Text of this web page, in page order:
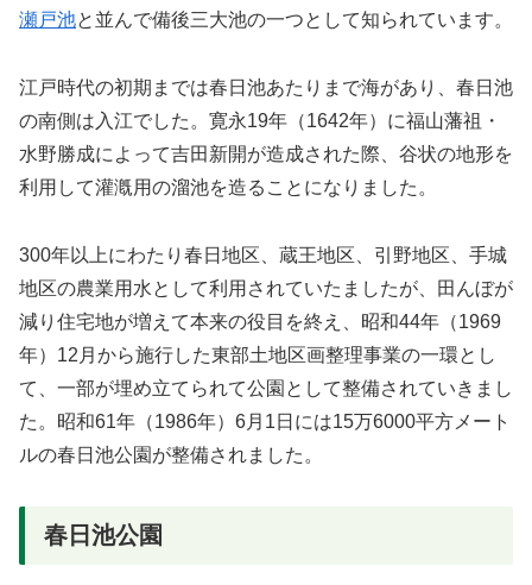
瀬戸池と並んで備後三大池の一つとして知られています。
江戸時代の初期までは春日池あたりまで海があり、春日池
の南側は入江でした。寛永19年（1642年）に福山藩祖・
水野勝成によって吉田新開が造成された際、谷状の地形を
利用して灌漑用の溜池を造ることになりました。
300年以上にわたり春日地区、蔵王地区、引野地区、手城
地区の農業用水として利用されていたましたが、田んぼが
減り住宅地が増えて本来の役目を終え、昭和44年（1969
年）12月から施行した東部土地区画整理事業の一環とし
て、一部が埋め立てられて公園として整備されていきまし
た。昭和61年（1986年）6月1日には15万6000平方メート
ルの春日池公園が整備されました。
春日池公園